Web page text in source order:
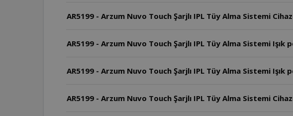
AR5199 - Arzum Nuvo Touch Şarjlı IPL Tüy Alma Sistemi
AR5199 - Arzum Nuvo Touch Şarjlı IPL Tüy Alma Sistemi
AR5199 - Arzum Nuvo Touch Şarjlı IPL Tüy Alma Sistemi
AR5199 - Arzum Nuvo Touch Şarjlı IPL Tüy Alma Sistemi